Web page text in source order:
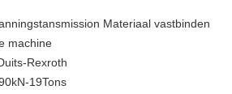
Materiaal vastbinden
machine
Rexroth
19Tons